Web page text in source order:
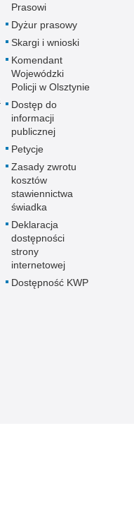
Prasowi
Dyżur prasowy
Skargi i wnioski
Komendant
Wojewódzki
Policji w Olsztynie
Dostęp do
informacji
publicznej
Petycje
Zasady zwrotu
kosztów
stawiennictwa
świadka
Deklaracja
dostępności
strony
internetowej
Dostępność KWP